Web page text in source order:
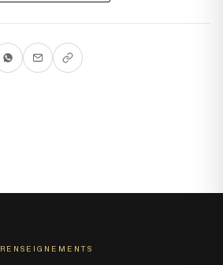
RENSEIGNEMENTS